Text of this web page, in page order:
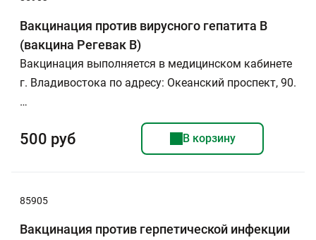
Вакцинация против вирусного гепатита В
(вакцина Регевак В)
Вакцинация выполняется в медицинском кабинете
г. Владивостока по адресу: Океанский проспект, 90.
…
500 руб В корзину
85905
Вакцинация против герпетической инфекции